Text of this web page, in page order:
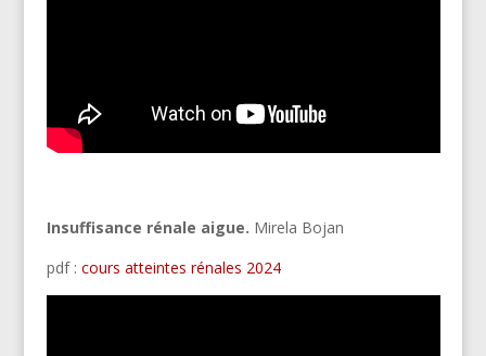
Insuffisance rénale aigue. Mirela Bojan
pdf : cours atteintes rénales 2024